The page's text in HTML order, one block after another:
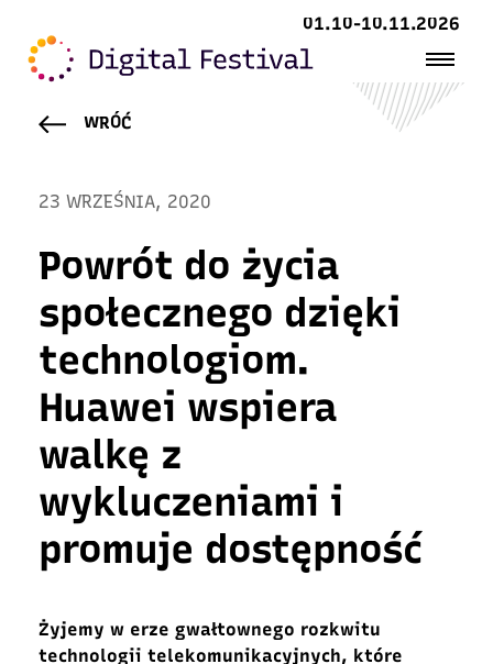
01.10-10.11.2026
WRÓĆ
23 WRZEŚNIA, 2020
Powrót do życia
społecznego dzięki
technologiom.
Huawei wspiera
walkę z
wykluczeniami i
promuje dostępność
Żyjemy w erze gwałtownego rozkwitu
technologii telekomunikacyjnych, które